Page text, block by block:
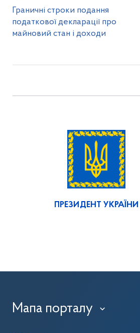
Граничні строки подання
податкової декларації про
майновий стан і доходи
ПРЕЗИДЕНТ УКРАЇНИ
Мапа порталу ›